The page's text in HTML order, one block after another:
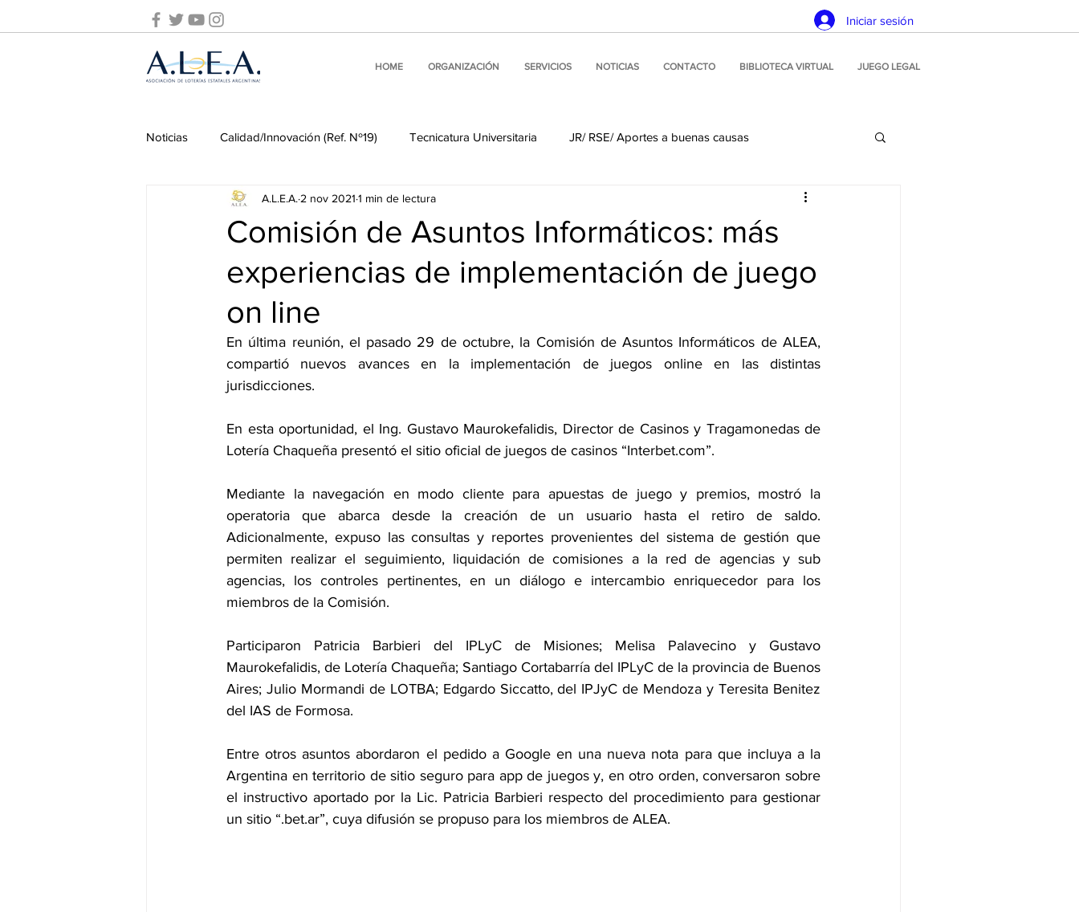
Iniciar sesión
HOME ORGANIZACIÓN SERVICIOS NOTICIAS CONTACTO BIBLIOTECA VIRTUAL JUEGO LEGAL
Noticias Calidad/Innovación (Ref. Nº19) Tecnicatura Universitaria JR/ RSE/ Aportes a buenas causas
Prevención de Lavado de Activos Noticias de nuestros miembros Planeamiento estratégico
Seminarios ALEA Seminarios Internacionales Buenas prácticas de comunicación Comunicación Juego ilegal
Herramientas compartidas
Innovación tecnológica y organizaci Formación continua World Lottery Association Asamblea de la JRL de ALEA
ALEA SAGSE Mendoza Juego Responsable
Comisión de Asuntos Informáticos: más
experiencias de implementación de juego
on line
A.L.E.A. 2 nov 2021 1 min de lectura
En última reunión, el pasado 29 de octubre, la Comisión de Asuntos Informáticos de ALEA,
compartió nuevos avances en la implementación de juegos online en las distintas
jurisdicciones.
En esta oportunidad, el Ing. Gustavo Maurokefalidis, Director de Casinos y Tragamonedas de
Lotería Chaqueña presentó el sitio oficial de juegos de casinos “Interbet.com”.
Mediante la navegación en modo cliente para apuestas de juego y premios, mostró la
operatoria que abarca desde la creación de un usuario hasta el retiro de saldo.
Adicionalmente, expuso las consultas y reportes provenientes del sistema de gestión que
permiten realizar el seguimiento, liquidación de comisiones a la red de agencias y sub
agencias, los controles pertinentes, en un diálogo e intercambio enriquecedor para los
miembros de la Comisión.
Participaron Patricia Barbieri del IPLyC de Misiones; Melisa Palavecino y Gustavo
Maurokefalidis, de Lotería Chaqueña; Santiago Cortabarría del IPLyC de la provincia de Buenos
Aires; Julio Mormandi de LOTBA; Edgardo Siccatto, del IPJyC de Mendoza y Teresita Benitez
del IAS de Formosa.
Entre otros asuntos abordaron el pedido a Google en una nueva nota para que incluya a la
Argentina en territorio de sitio seguro para app de juegos y, en otro orden, conversaron sobre
el instructivo aportado por la Lic. Patricia Barbieri respecto del procedimiento para gestionar
un sitio “.bet.ar”, cuya difusión se propuso para los miembros de ALEA.